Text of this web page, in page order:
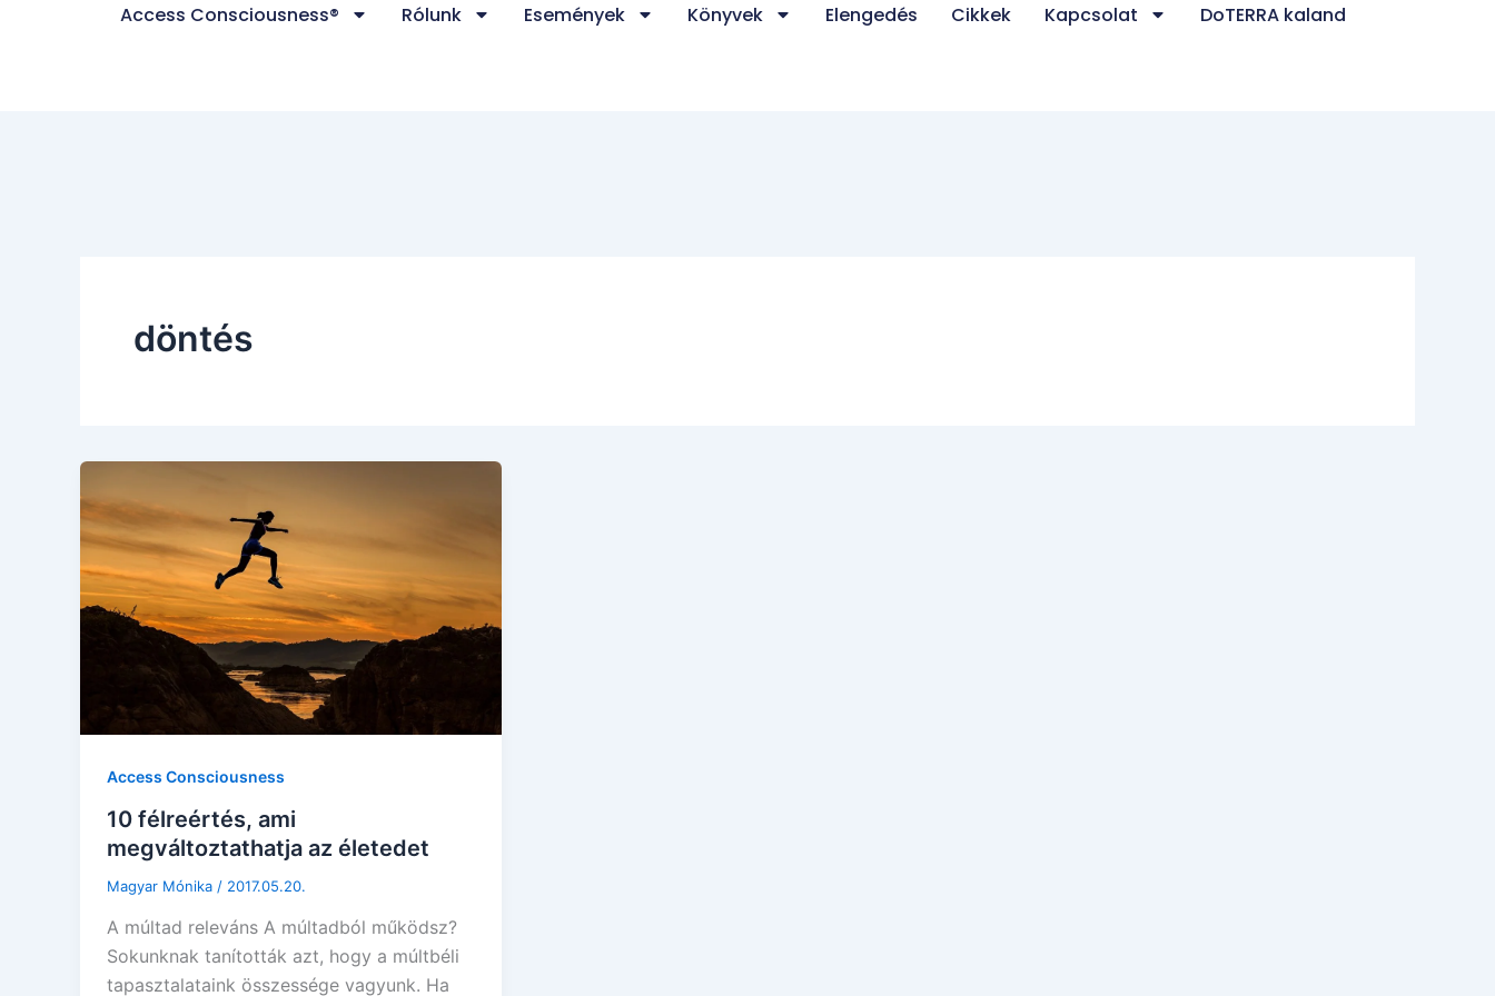
Access Consciousness® Rólunk Események Könyvek Elengedés Cikkek Kapcsolat DoTERRA kaland
döntés
Access Consciousness
10 félreértés, ami
megváltoztathatja az életedet
Magyar Mónika / 2017.05.20.
A múltad releváns A múltadból működsz?
Sokunknak tanították azt, hogy a múltbéli
tapasztalataink összessége vagyunk. Ha